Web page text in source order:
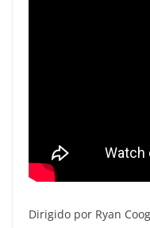
Dirigido por Ryan